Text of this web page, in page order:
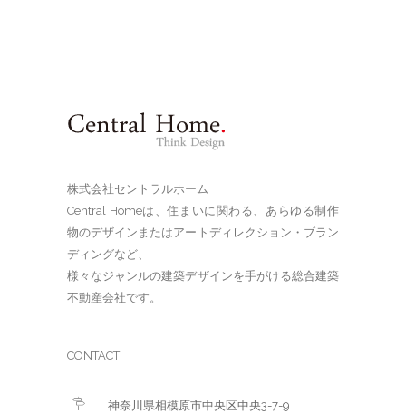
株式会社セントラルホーム
Central Homeは、住まいに関わる、あらゆる制作
物のデザインまたはアートディレクション・ブラン
ディングなど、
様々なジャンルの建築デザインを手がける総合建築
不動産会社です。
CONTACT
神奈川県相模原市中央区中央3-7-9